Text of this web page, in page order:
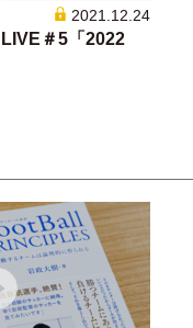
2021.12.24
LIVE＃5「2022